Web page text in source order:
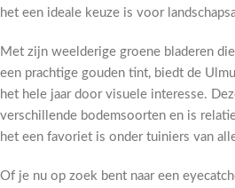
het een ideale keuze is voor
Met zijn weelderige groene bladeren
een prachtige gouden tint, biedt de
het hele jaar door visuele interesse.
verschillende bodemsoorten en is
het een favoriet is onder tuiniers van
Of je nu op zoek bent naar een